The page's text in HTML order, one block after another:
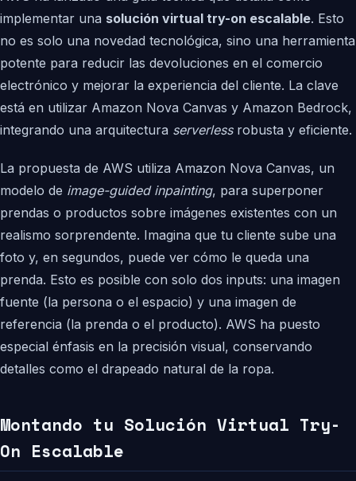
implementar una solución virtual try-on escalable. Esto
no es solo una novedad tecnológica, sino una herramienta
potente para reducir las devoluciones en el comercio
electrónico y mejorar la experiencia del cliente. La clave
está en utilizar Amazon Nova Canvas y Amazon Bedrock,
integrando una arquitectura serverlessrobusta y eficiente.
La propuesta de AWS utiliza Amazon Nova Canvas, un
modelo de image-guided inpainting, para superponer
prendas o productos sobre imágenes existentes con un
realismo sorprendente. Imagina que tu cliente sube una
foto y, en segundos, puede ver cómo le queda una
prenda. Esto es posible con solo dos inputs: una imagen
fuente (la persona o el espacio) y una imagen de
referencia (la prenda o el producto). AWS ha puesto
especial énfasis en la precisión visual, conservando
detalles como el drapeado natural de la ropa.
Montando tu Solución Virtual Try-
On Escalable